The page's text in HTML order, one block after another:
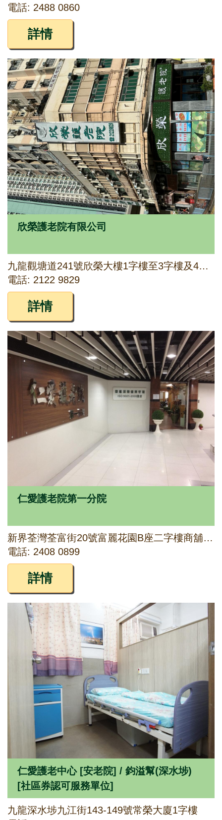
電話: 2488 0860
詳情
欣榮護老院有限公司
九龍觀塘道241號欣榮大樓1字樓至3字樓及4字樓A-D座及觀塘道245號地下
電話: 2122 9829
詳情
仁愛護老院第一分院
新界荃灣荃富街20號富麗花園B座二字樓商舖202-203A, 205-213A, 215-223A, 225-233A, 235-243A, 245, 248-253A, 255-257號
電話: 2408 0899
詳情
仁愛護老中心 [安老院] / 鈞溢幫(深水埗)
[社區券認可服務單位]
九龍深水埗九江街143-149號常榮大廈1字樓